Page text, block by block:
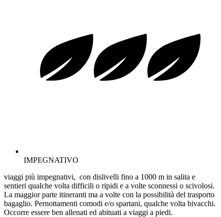
IMPEGNATIVO
viaggi più impegnativi, con dislivelli fino a 1000 m in salita e
sentieri qualche volta difficili o ripidi e a volte sconnessi o scivolosi.
La maggior parte itineranti ma a volte con la possibilità del trasporto
bagaglio. Pernottamenti comodi e/o spartani, qualche volta bivacchi.
Occorre essere ben allenati ed abituati a viaggi a piedi.